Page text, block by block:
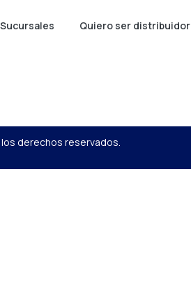
Sucursales Quiero ser distribuidor
derechos reservados.